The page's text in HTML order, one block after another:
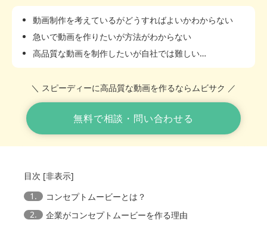
動画制作を考えているがどうすればよいかわからない
急いで動画を作りたいが方法がわからない
高品質な動画を制作したいが自社では難しい…
＼ スピーディーに高品質な動画を作るならムビサク ／
無料で相談・問い合わせる
目次 [非表示]
1.
コンセプトムービーとは？
2.
企業がコンセプトムービーを作る理由